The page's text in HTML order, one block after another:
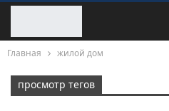
Главная жилой дом
просмотр тегов